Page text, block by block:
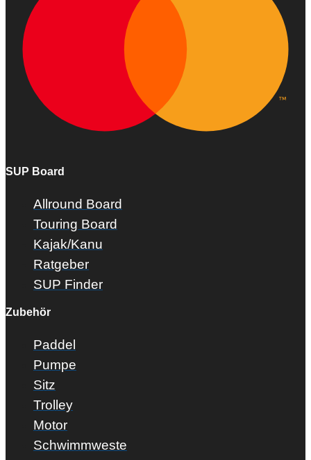
SUP Board
Allround Board
Touring Board
Kajak/Kanu
Ratgeber
SUP Finder
Zubehör
Paddel
Pumpe
Sitz
Trolley
Motor
Schwimmweste